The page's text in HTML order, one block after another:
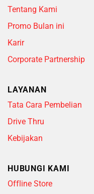
Tentang Kami
Promo Bulan ini
Karir
Corporate Partnership
LAYANAN
Tata Cara Pembelian
Drive Thru
Kebijakan
HUBUNGI KAMI
Offline Store